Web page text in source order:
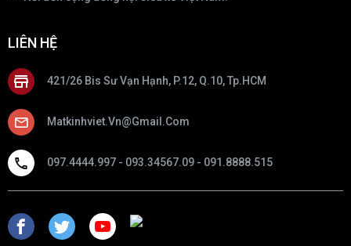
LIÊN HỆ
421/26 Bis Sư Vạn Hạnh, P.12, Q.10, Tp.HCM
Matkinhviet.vn@gmail.com
097.4444.997 - 093.34567.09 - 091.8888.515